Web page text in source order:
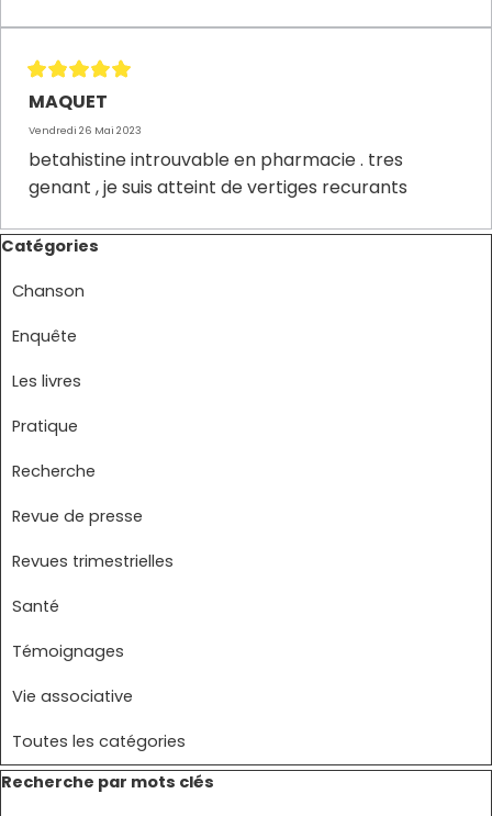
MAQUET
Vendredi 26 Mai 2023
betahistine introuvable en pharmacie . tres
genant , je suis atteint de vertiges recurants
Sauter le bloc Catégories
Catégories
Chanson
Enquête
Les livres
Pratique
Recherche
Revue de presse
Revues trimestrielles
Santé
Témoignages
Vie associative
Toutes les catégories
Sauter le bloc Recherche par mots clés
Recherche par mots clés